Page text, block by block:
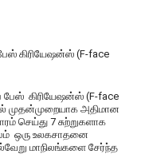
கிரியேஷன்ஸ் (F-face
கிரியேஷன்ஸ் (F-face
முதன்முறையாக அதிமான
7 சுற்றுகளாக
ஒரு உலகசாதனை
மாநிலங்களை சேர்ந்த